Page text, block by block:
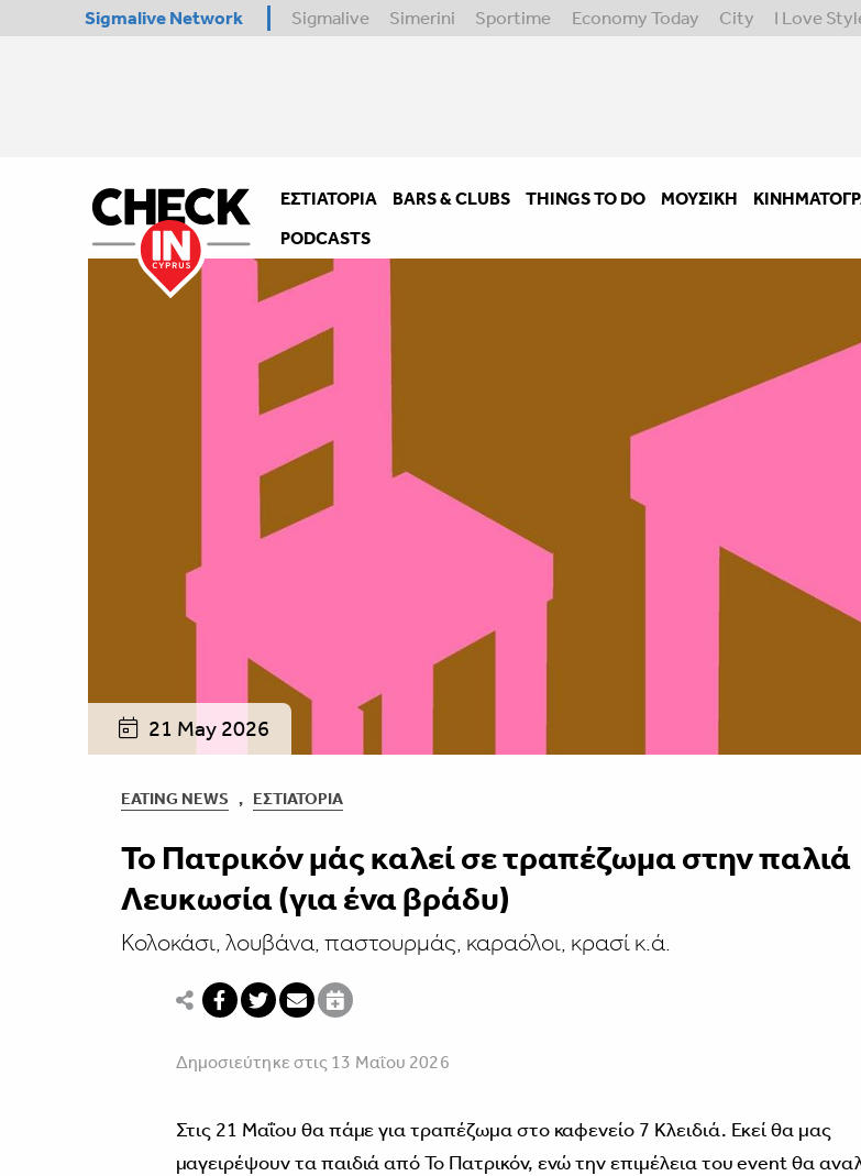
Sigmalive Network Sigmalive Simerini Sportime Economy Today City I Love
ΕΣΤΙΑΤΌΡΙΑ BARS & CLUBS THINGS TO DO ΜΟΥΣΙΚΉ
PODCASTS
21 May 2026
EATING NEWS , ΕΣΤΙΑΤΌΡΙΑ
Το Πατρικόν μάς καλεί σε τραπέζωμα στην παλιά
Λευκωσία (για ένα βράδυ)
Κολοκάσι, λουβάνα, παστουρμάς, καραόλοι, κρασί κ.ά.
Δημοσιεύτηκε στις 13 Μαΐου 2026
Στις 21 Μαΐου θα πάμε για τραπέζωμα στο καφενείο 7 Κλειδιά. Εκεί θα μας
μαγειρέψουν τα παιδιά από Το Πατρικόν, ενώ την επιμέλεια του event θα